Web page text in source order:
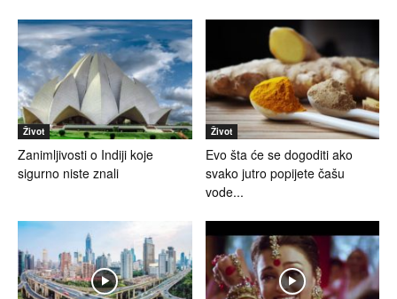
Život
Zanimljivosti o Indiji koje
sigurno niste znali
Život
Evo šta će se dogoditi ako
svako jutro popijete čašu
vode...